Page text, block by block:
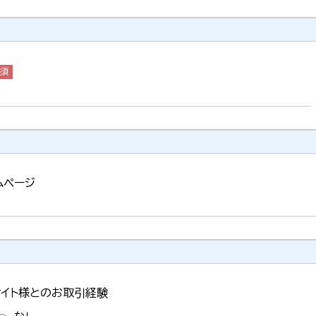
ページ
ト様とのお取引経験